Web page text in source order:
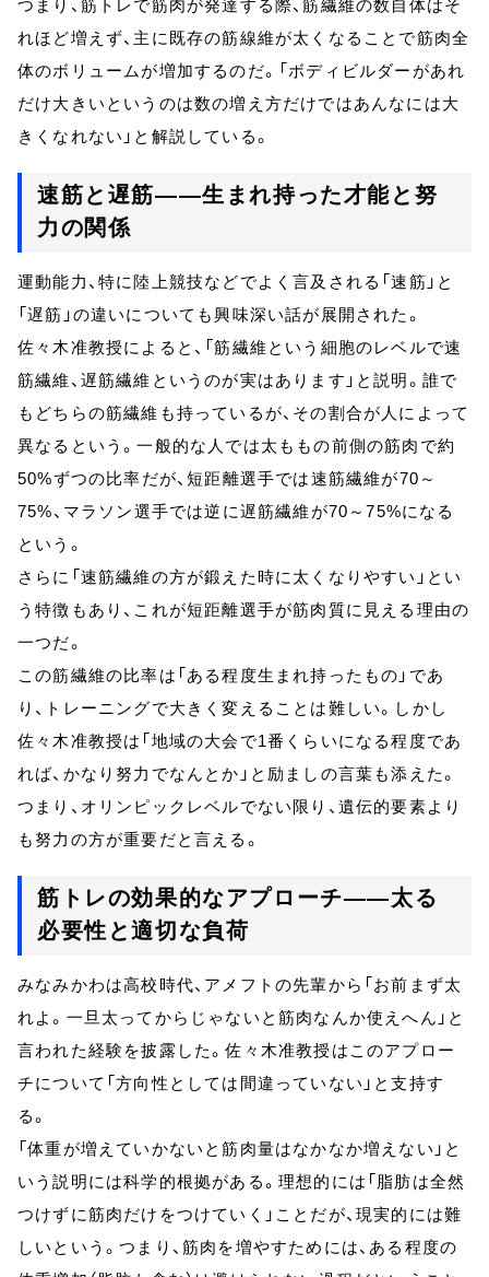
つまり、筋トレで筋肉が発達する際、筋繊維の数自体はそ
れほど増えず、主に既存の筋線維が太くなることで筋肉全
体のボリュームが増加するのだ。「ボディビルダーがあれ
だけ大きいというのは数の増え方だけではあんなには大
きくなれない」と解説している。
速筋と遅筋——生まれ持った才能と努
力の関係
運動能力、特に陸上競技などでよく言及される「速筋」と
「遅筋」の違いについても興味深い話が展開された。
佐々木准教授によると、「筋繊維という細胞のレベルで速
筋繊維、遅筋繊維というのが実はあります」と説明。誰で
もどちらの筋繊維も持っているが、その割合が人によって
異なるという。一般的な人では太ももの前側の筋肉で約
50%ずつの比率だが、短距離選手では速筋繊維が70～
75%、マラソン選手では逆に遅筋繊維が70～75%になる
という。
さらに「速筋繊維の方が鍛えた時に太くなりやすい」とい
う特徴もあり、これが短距離選手が筋肉質に見える理由の
一つだ。
この筋繊維の比率は「ある程度生まれ持ったもの」であ
り、トレーニングで大きく変えることは難しい。しかし
佐々木准教授は「地域の大会で1番くらいになる程度であ
れば、かなり努力でなんとか」と励ましの言葉も添えた。
つまり、オリンピックレベルでない限り、遺伝的要素より
も努力の方が重要だと言える。
筋トレの効果的なアプローチ——太る
必要性と適切な負荷
みなみかわは高校時代、アメフトの先輩から「お前まず太
れよ。一旦太ってからじゃないと筋肉なんか使えへん」と
言われた経験を披露した。佐々木准教授はこのアプロー
チについて「方向性としては間違っていない」と支持す
る。
「体重が増えていかないと筋肉量はなかなか増えない」と
いう説明には科学的根拠がある。理想的には「脂肪は全然
つけずに筋肉だけをつけていく」ことだが、現実的には難
しいという。つまり、筋肉を増やすためには、ある程度の